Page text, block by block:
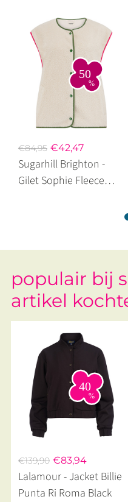
€84,95 €42,47
Sugarhill Brighton -
Gilet Sophie Fleece
populair bij
artikel
€139,90 €83,94
Lalamour - Jacket Billie
Punta Ri Roma Black